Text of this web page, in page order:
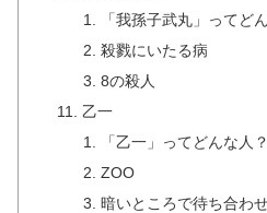
「我孫子武丸」ってど
殺戮にいたる病
8の殺人
乙一
「乙一」ってどんな人？
ZOO
暗いところで待ち合わ